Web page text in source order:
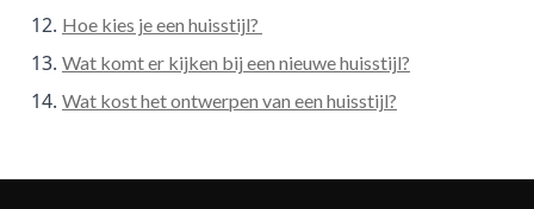
Hoe kies je een huisstijl?
Wat komt er kijken bij een nieuwe huisstijl?
Wat kost het ontwerpen van een huisstijl?